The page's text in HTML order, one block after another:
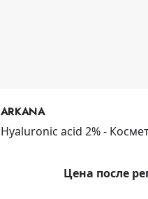
ARKANA
Hyaluronic acid 2% -
Цена после